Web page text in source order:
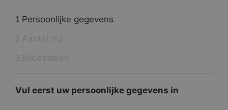
1 Persoonlijke gegevens
Vul eerst uw persoonlijke gegevens in